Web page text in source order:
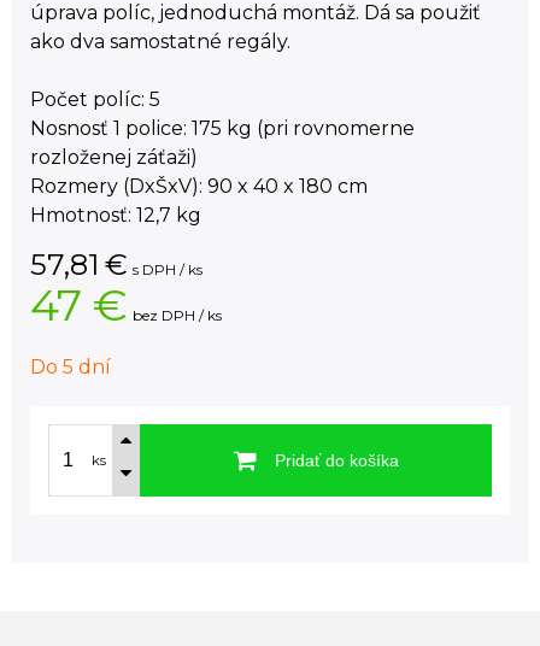
úprava políc, jednoduchá montáž. Dá sa použiť
ako dva samostatné regály.
Počet políc: 5
Nosnosť 1 police: 175 kg (pri rovnomerne
rozloženej záťaži)
Rozmery (DxŠxV): 90 x 40 x 180 cm
Hmotnosť: 12,7 kg
57,81 € s DPH / ks
47 € bez DPH / ks
Do 5 dní
ks Pridať do košíka